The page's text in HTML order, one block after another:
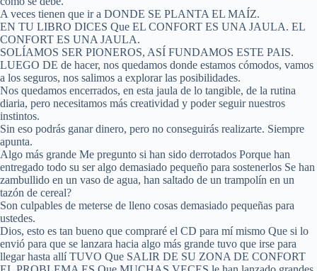
A veces tienen que ir a DONDE SE PLANTA EL MAÍZ.
EN TU LIBRO DICES Que EL CONFORT ES UNA JAULA. EL
CONFORT ES UNA JAULA.
SOLÍAMOS SER PIONEROS, ASÍ FUNDAMOS ESTE PAIS.
LUEGO DE de hacer, nos quedamos donde estamos cómodos, vamos
a los seguros, nos salimos a explorar las posibilidades.
Nos quedamos encerrados, en esta jaula de lo tangible, de la rutina
diaria, pero necesitamos más creatividad y poder seguir nuestros
instintos.
Sin eso podrás ganar dinero, pero no conseguirás realizarte. Siempre
apunta.
Algo más grande Me pregunto si han sido derrotados Porque han
entregado todo su ser algo demasiado pequeño para sostenerlos Se han
zambullido en un vaso de agua, han saltado de un trampolín en un
tazón de cereal?
Son culpables de meterse de lleno cosas demasiado pequeñas para
ustedes.
Dios, esto es tan bueno que compraré el CD para mí mismo Que si lo
envió para que se lanzara hacia algo más grande tuvo que irse para
llegar hasta allí TUVO Que SALIR DE SU ZONA DE CONFORT